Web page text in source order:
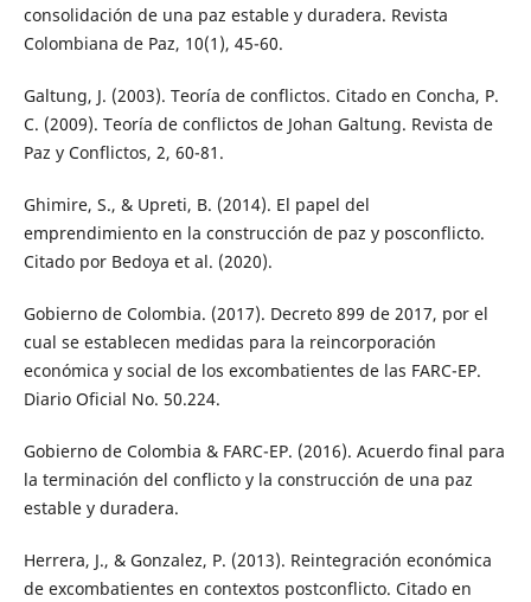
consolidación de una paz estable y duradera. Revista
Colombiana de Paz, 10(1), 45-60.
Galtung, J. (2003). Teoría de conflictos. Citado en Concha, P.
C. (2009). Teoría de conflictos de Johan Galtung. Revista de
Paz y Conflictos, 2, 60-81.
Ghimire, S., & Upreti, B. (2014). El papel del
emprendimiento en la construcción de paz y posconflicto.
Citado por Bedoya et al. (2020).
Gobierno de Colombia. (2017). Decreto 899 de 2017, por el
cual se establecen medidas para la reincorporación
económica y social de los excombatientes de las FARC-EP.
Diario Oficial No. 50.224.
Gobierno de Colombia & FARC-EP. (2016). Acuerdo final para
la terminación del conflicto y la construcción de una paz
estable y duradera.
Herrera, J., & Gonzalez, P. (2013). Reintegración económica
de excombatientes en contextos postconflicto. Citado en